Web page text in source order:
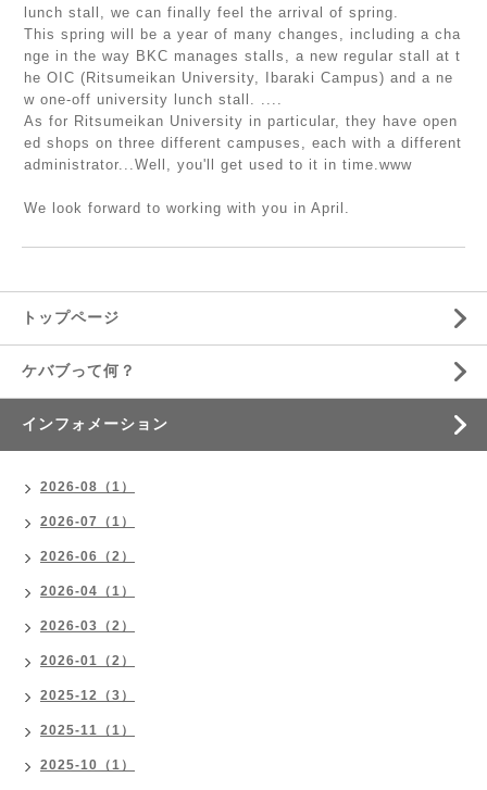
lunch stall, we can finally feel the arrival of spring.
This spring will be a year of many changes, including a cha
nge in the way BKC manages stalls, a new regular stall at t
he OIC (Ritsumeikan University, Ibaraki Campus) and a ne
w one-off university lunch stall. ....
As for Ritsumeikan University in particular, they have open
ed shops on three different campuses, each with a different
administrator...Well, you'll get used to it in time.www
We look forward to working with you in April.
トップページ
ケバブって何？
インフォメーション
2026-08（1）
2026-07（1）
2026-06（2）
2026-04（1）
2026-03（2）
2026-01（2）
2025-12（3）
2025-11（1）
2025-10（1）